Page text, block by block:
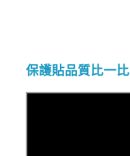
保護貼品質比一比